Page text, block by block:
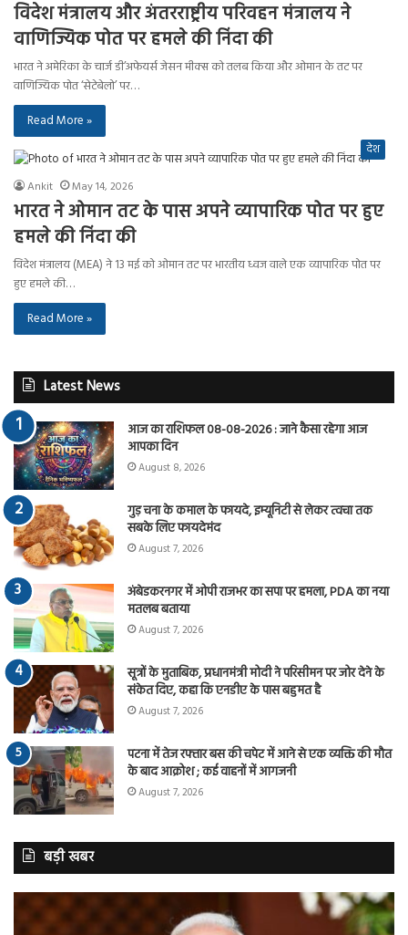
विदेश मंत्रालय और अंतरराष्ट्रीय परिवहन मंत्रालय ने
वाणिज्यिक पोत पर हमले की निंदा की
भारत ने अमेरिका के चार्ज डी’अफेयर्स जेसन मीक्स को तलब किया और ओमान के तट पर
वाणिज्यिक पोत ‘सेटेबेलो’ पर…
Read More »
देश
Ankit May 14, 2026
भारत ने ओमान तट के पास अपने व्यापारिक पोत पर हुए
हमले की निंदा की
विदेश मंत्रालय (MEA) ने 13 मई को ओमान तट पर भारतीय ध्वज वाले एक व्यापारिक पोत पर
हुए हमले की…
Read More »
Latest News
आज का राशिफल 08-08-2026 : जाने कैसा रहेगा आज
आपका दिन
August 8, 2026
गुड़ चना के कमाल के फायदे, इम्यूनिटी से लेकर त्वचा तक
सबके लिए फायदेमंद
August 7, 2026
अंबेडकरनगर में ओपी राजभर का सपा पर हमला, PDA का नया
मतलब बताया
August 7, 2026
सूत्रों के मुताबिक, प्रधानमंत्री मोदी ने परिसीमन पर जोर देने के
संकेत दिए, कहा कि एनडीए के पास बहुमत है
August 7, 2026
पटना में तेज रफ्तार बस की चपेट में आने से एक व्यक्ति की मौत
के बाद आक्रोश ; कई वाहनों में आगजनी
August 7, 2026
बड़ी खबर